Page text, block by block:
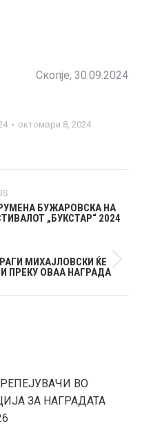
Скопје, 30.09.2024
октомври 8, 2024
БУЖАРОВСКА НА
„БУКСТАР“ 2024
МИХАЈЛОВСКИ ЌЕ
ПРЕКУ ОВАА НАГРАДА
ВО
ЗА НАГРАДАТА